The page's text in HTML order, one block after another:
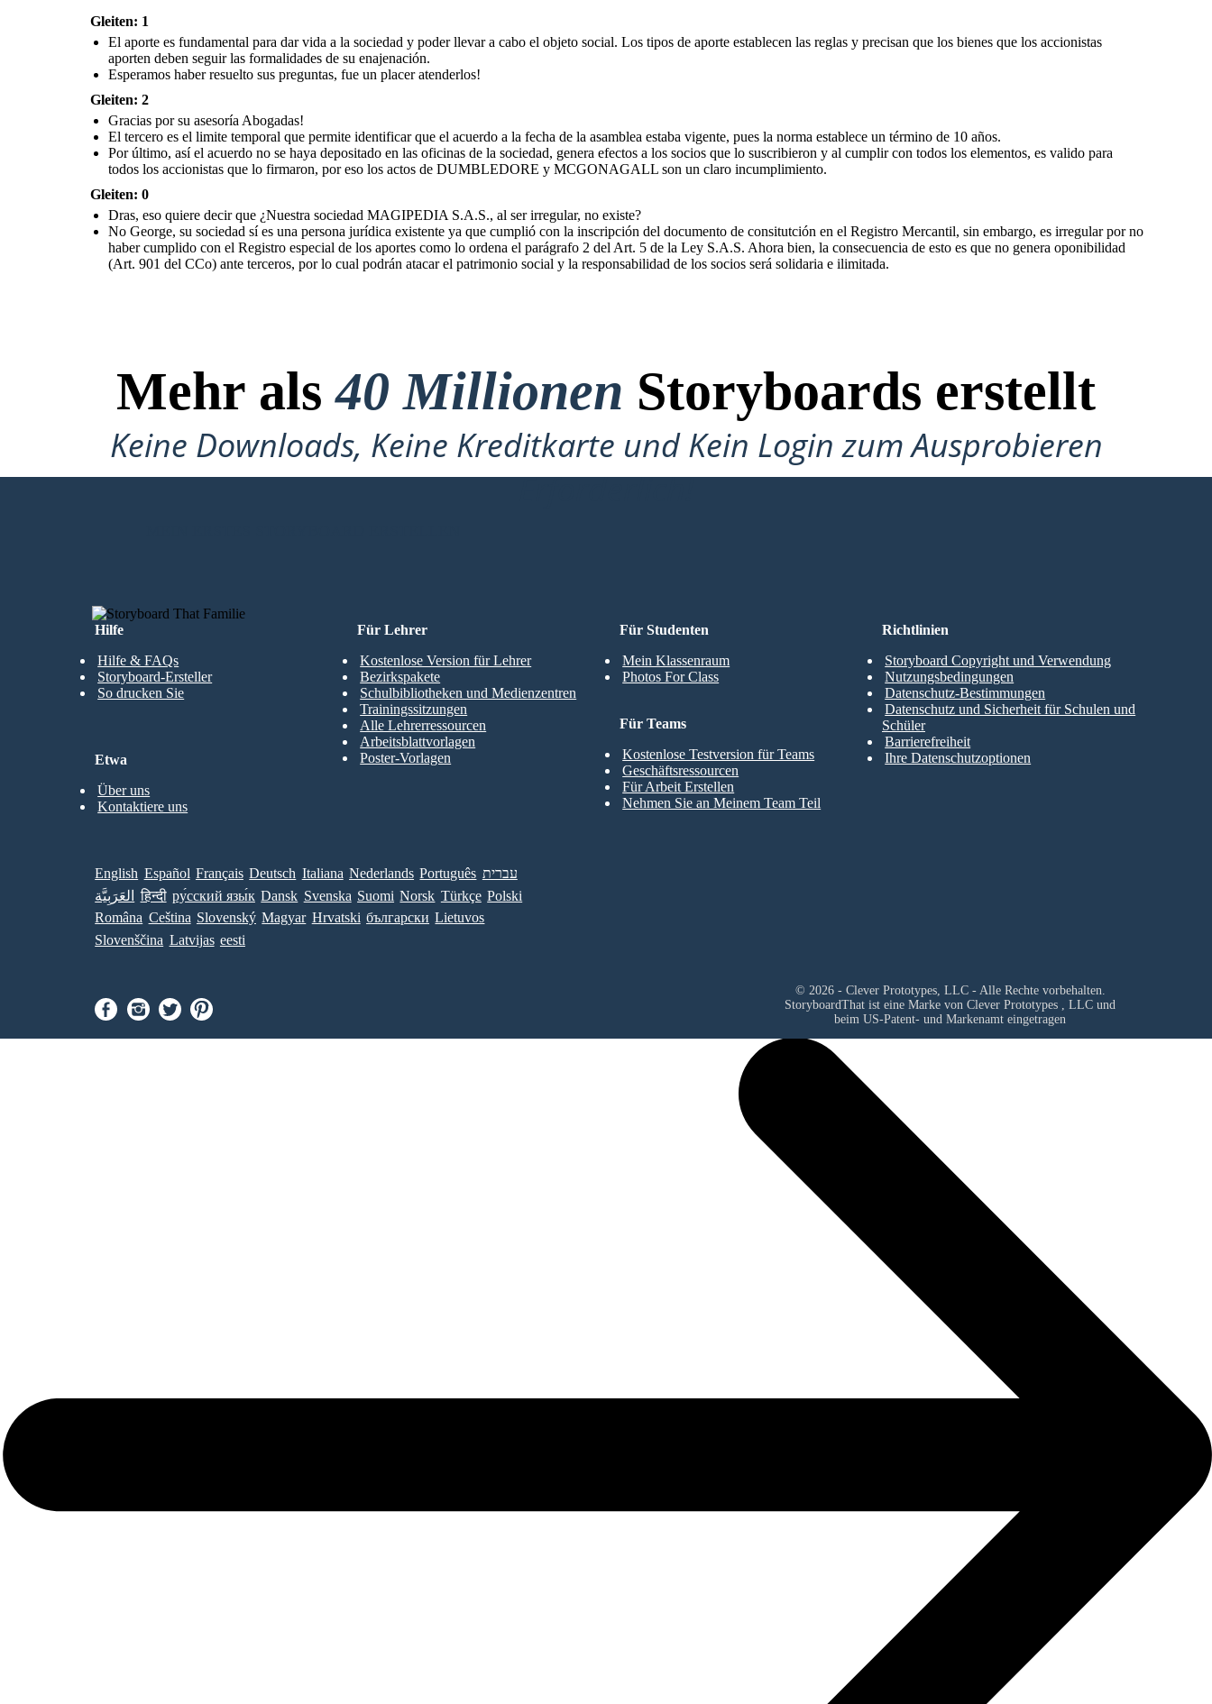
Gleiten: 1
El aporte es fundamental para dar vida a la sociedad y poder llevar a cabo el objeto social. Los tipos de aporte establecen las reglas y precisan que los bienes que los accionistas
aporten deben seguir las formalidades de su enajenación.
Esperamos haber resuelto sus preguntas, fue un placer atenderlos!
Gleiten: 2
Gracias por su asesoría Abogadas!
El tercero es el limite temporal que permite identificar que el acuerdo a la fecha de la asamblea estaba vigente, pues la norma establece un término de 10 años.
Por último, así el acuerdo no se haya depositado en las oficinas de la sociedad, genera efectos a los socios que lo suscribieron y al cumplir con todos los elementos, es valido para
todos los accionistas que lo firmaron, por eso los actos de DUMBLEDORE y MCGONAGALL son un claro incumplimiento.
Gleiten: 0
Dras, eso quiere decir que ¿Nuestra sociedad MAGIPEDIA S.A.S., al ser irregular, no existe?
No George, su sociedad sí es una persona jurídica existente ya que cumplió con la inscripción del documento de consitutción en el Registro Mercantil, sin embargo, es irregular por no
haber cumplido con el Registro especial de los aportes como lo ordena el parágrafo 2 del Art. 5 de la Ley S.A.S. Ahora bien, la consecuencia de esto es que no genera oponibilidad
(Art. 901 del CCo) ante terceros, por lo cual podrán atacar el patrimonio social y la responsabilidad de los socios será solidaria e ilimitada.
Mehr als40 Millionen Storyboards erstellt
Keine Downloads, Keine Kreditkarte und Kein Login zum Ausprobieren
Erforderlich!
Hilfe
Hilfe & FAQs
Storyboard-Ersteller
So drucken Sie
Für Studenten
Mein Klassenraum
Photos For Class
Für Lehrer
Kostenlose Version für Lehrer
Bezirkspakete
Schulbibliotheken und Medienzentren
Trainingssitzungen
Alle Lehrerressourcen
Arbeitsblattvorlagen
Poster-Vorlagen
Für Teams
Kostenlose Testversion für Teams
Geschäftsressourcen
Für Arbeit Erstellen
Nehmen Sie an Meinem Team Teil
Etwa
Über uns
Kontaktiere uns
Richtlinien
Storyboard Copyright und Verwendung
Nutzungsbedingungen
Datenschutz-Bestimmungen
Datenschutz und Sicherheit für Schulen und
Schüler
Barrierefreiheit
Ihre Datenschutzoptionen
English Español Français Deutsch Italiana Nederlands Português עברית
العَرَبِيَّة
हिन्दी ру́сский язы́к Dansk Svenska Suomi Norsk Türkçe Polski
Româna Ceština Slovenský Magyar Hrvatski български Lietuvos
Slovenščina Latvijas eesti
© 2026 - Clever Prototypes, LLC - Alle Rechte vorbehalten.
StoryboardThat ist eine Marke von Clever Prototypes , LLC und
beim US-Patent- und Markenamt eingetragen